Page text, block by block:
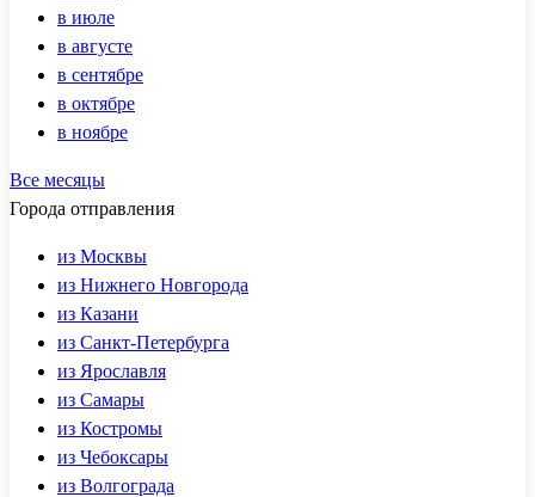
в июле
в августе
в сентябре
в октябре
в ноябре
Все месяцы
Города отправления
из Москвы
из Нижнего Новгорода
из Казани
из Санкт-Петербурга
из Ярославля
из Самары
из Костромы
из Чебоксары
из Волгограда